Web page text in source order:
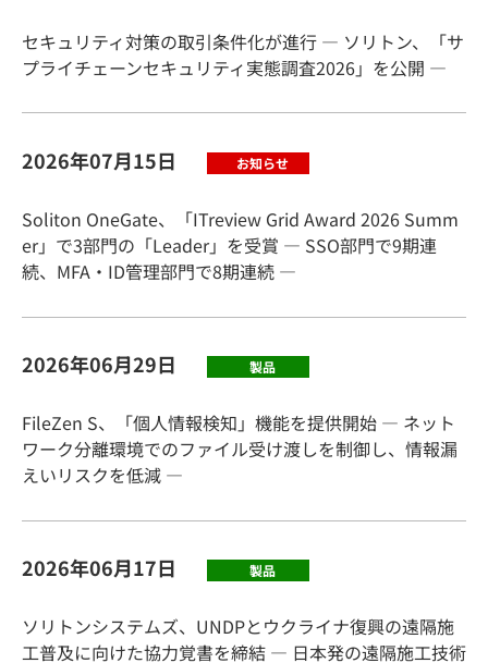
セキュリティ対策の取引条件化が進行 ― ソリトン、「サ
プライチェーンセキュリティ実態調査2026」を公開 ―
2026年07月15日 お知らせ
Soliton OneGate、「ITreview Grid Award 2026 Summ
er」で3部門の「Leader」を受賞 ― SSO部門で9期連
続、MFA・ID管理部門で8期連続 ―
2026年06月29日 製品
FileZen S、「個人情報検知」機能を提供開始 ― ネット
ワーク分離環境でのファイル受け渡しを制御し、情報漏
えいリスクを低減 ―
2026年06月17日 製品
ソリトンシステムズ、UNDPとウクライナ復興の遠隔施
工普及に向けた協力覚書を締結 ― 日本発の遠隔施工技術